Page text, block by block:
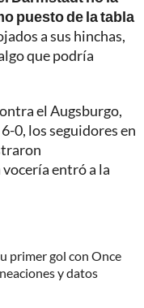
puesto de la tabla
a sus hinchas,
que podría
el Augsburgo,
0, los seguidores en
vocería entró a la
primer gol con Once
y datos